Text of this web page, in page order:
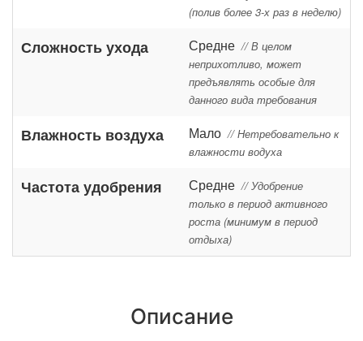
(полив более 3-х раз в неделю)
Сложность ухода Средне // В целом
неприхотливо, может
предъявлять особые для
данного вида требования
Влажность воздуха Мало // Нетребовательно к
влажности водуха
Частота удобрения Средне // Удобрение
только в период активного
роста (минимум в период
отдыха)
Описание